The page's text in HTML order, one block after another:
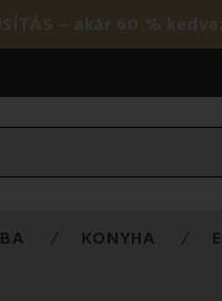
– akár 60 %
KONYHA